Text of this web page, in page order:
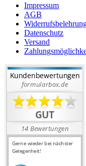
Impressum
AGB
Datenschutz
Versand